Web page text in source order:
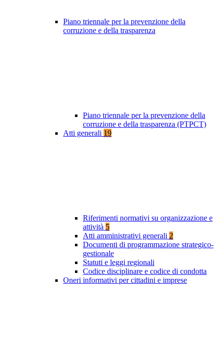
Piano triennale per la prevenzione della
corruzione e della trasparenza
Piano triennale per la prevenzione della
corruzione e della trasparenza (PTPCT)
Atti generali 19
Riferimenti normativi su organizzazione e
attività 5
Atti amministrativi generali 2
Documenti di programmazione strategico-
gestionale
Statuti e leggi regionali
Codice disciplinare e codice di condotta
Oneri informativi per cittadini e imprese